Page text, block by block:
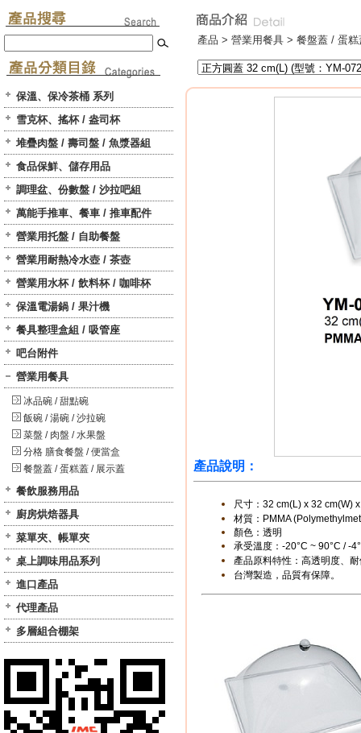
保溫、保冷茶桶 系列
雪克杯、搖杯 / 盎司杯
堆疊肉盤 / 壽司盤 / 魚漿器組
食品保鮮、儲存用品
調理盆、份數盤 / 沙拉吧組
萬能手推車、餐車 / 推車配件
營業用托盤 / 自助餐盤
營業用耐熱冷水壺 / 茶壺
營業用水杯 / 飲料杯 / 咖啡杯
保溫電湯鍋 / 果汁機
餐具整理盒組 / 吸管座
吧台附件
營業用餐具
冰品碗 / 甜點碗
飯碗 / 湯碗 / 沙拉碗
菜盤 / 肉盤 / 水果盤
分格 膳食餐盤 / 便當盒
餐盤蓋 / 蛋糕蓋 / 展示蓋
餐飲服務用品
廚房烘焙器具
菜單夾、帳單夾
桌上調味用品系列
進口產品
代理產品
多層組合棚架
產品 > 營業用餐具 > 餐盤蓋 / 蛋
產品說明：
尺寸： 32 cm(L) x 32 cm(W)
材質：PMMA
顏色：透明
承受溫度：-20°C ~ 90°C / -
產品原料特性：高透明度、
台灣製造，品質有保障。